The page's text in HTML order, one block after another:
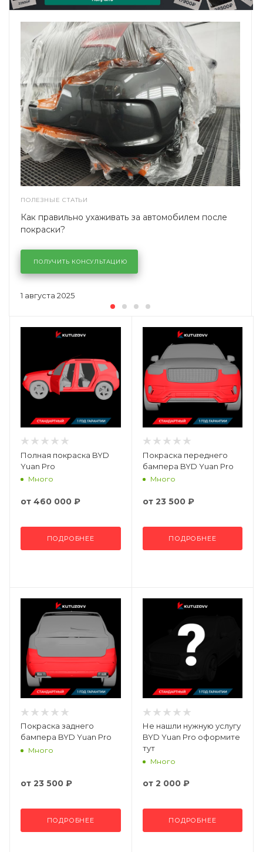
ПОЛЕЗНЫЕ СТАТЬИ
1 августа 2025
Как правильно ухаживать за автомобилем после
покраски?
ПОЛУЧИТЬ КОНСУЛЬТАЦИЮ
Полная покраска BYD
Yuan Pro
Много
от 460 000 ₽
ПОДРОБНЕЕ
Покраска переднего
бампера BYD Yuan Pro
Много
от 23 500 ₽
ПОДРОБНЕЕ
Покраска заднего
бампера BYD Yuan Pro
Много
от 23 500 ₽
ПОДРОБНЕЕ
Не нашли нужную услугу
BYD Yuan Pro оформите
тут
Много
от 2 000 ₽
ПОДРОБНЕЕ